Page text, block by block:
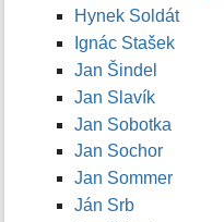
Hynek Soldát
Ignác Stašek
Jan Šindel
Jan Slavík
Jan Sobotka
Jan Sochor
Jan Sommer
Ján Srb